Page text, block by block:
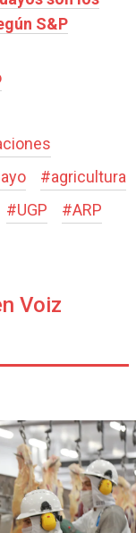
S&P
#agricultura
#UGP #ARP
Voiz